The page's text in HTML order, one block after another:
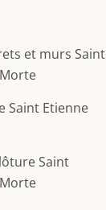
et murs Saint
Saint Etienne
Saint